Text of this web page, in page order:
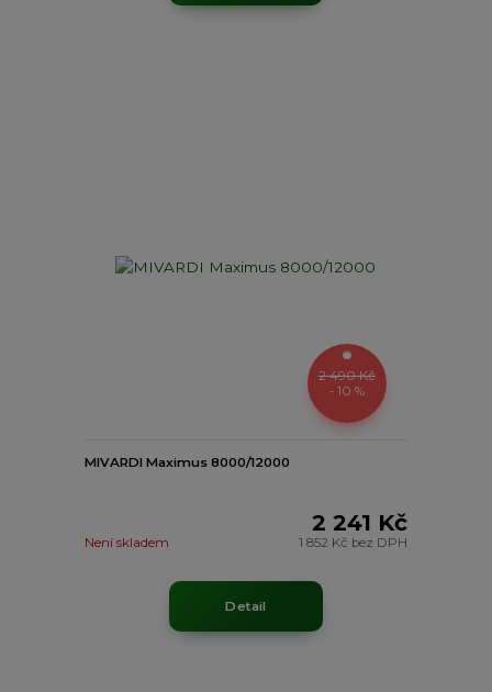
2 490 Kč
- 10 %
MIVARDI Maximus 8000/12000
2 241 Kč
1 852 Kč bez DPH
Není skladem
Detail